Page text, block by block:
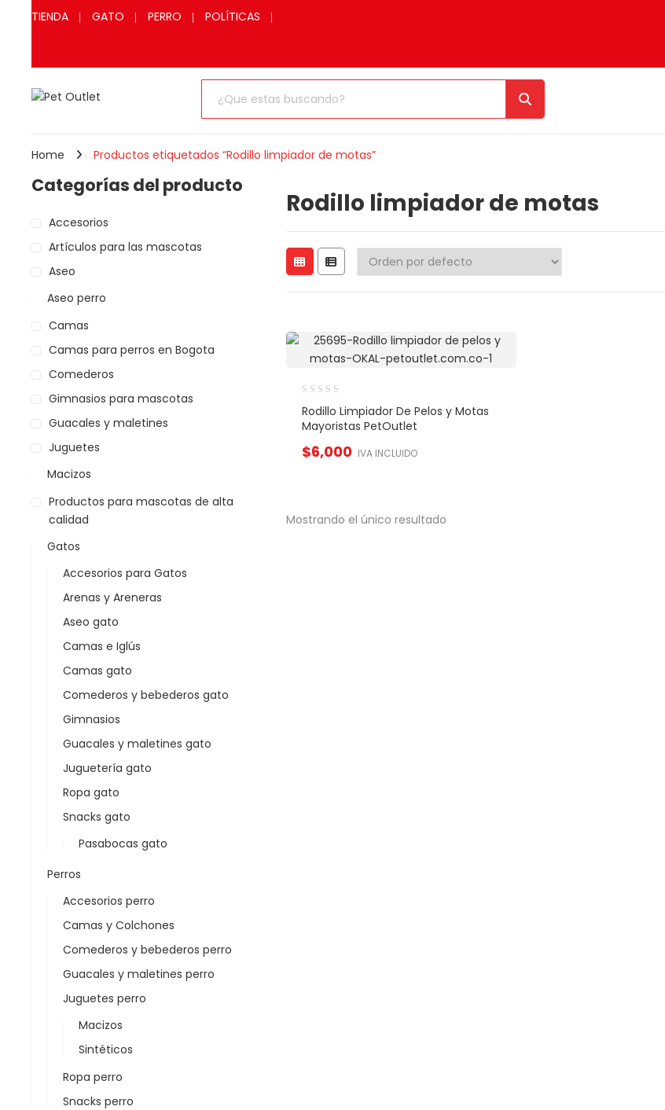
TIENDA GATO PERRO
POLÍTICAS
Home Productos etiquetados “Rodillo limpiador de motas”
Categorías del producto
Accesorios
Artículos para las mascotas
Aseo
Aseo perro
Camas
Camas para perros en Bogota
Comederos
Gimnasios para mascotas
Guacales y maletines
Juguetes
Macizos
Productos para mascotas de alta
calidad
Gatos
Accesorios para Gatos
Arenas y Areneras
Aseo gato
Camas e Iglús
Camas gato
Comederos y bebederos gato
Gimnasios
Guacales y maletines gato
Juguetería gato
Ropa gato
Snacks gato
Pasabocas gato
Perros
Accesorios perro
Camas y Colchones
Comederos y bebederos perro
Guacales y maletines perro
Juguetes perro
Macizos
Sintéticos
Ropa perro
Snacks perro
Rodillo limpiador de motas
Rodillo Limpiador De Pelos y Motas
Mayoristas PetOutlet
$6,000 IVA INCLUIDO
Mostrando el único resultado